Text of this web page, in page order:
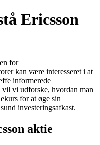
Ericsson
for
kan være interesseret i at
informerede
vil vi udforske, hvordan man
for at øge sin
investeringsafkast.
aktie